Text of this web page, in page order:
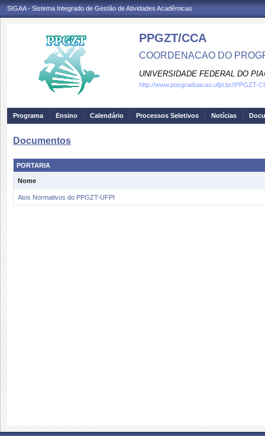
SIGAA - Sistema Integrado de Gestão de Atividades Acadêmicas
PPGZT/CCA
COORDENACAO DO
UNIVERSIDADE FEDERAL DO
http://www.posgraduacao.ufpi.br//PPGZT-
Programa Ensino Calendário Processos Seletivos Notícias
Documentos
PORTARIA
Nome
Atos Normativos do PPGZT-UFPI